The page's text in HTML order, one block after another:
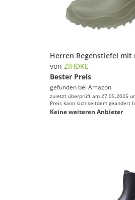
von ZIHDKE
Bester Preis
gefunden bei Amazon
zuletzt überprüft am 27.09.2025
Preis kann sich seitdem geändert
Keine weiteren Anbieter